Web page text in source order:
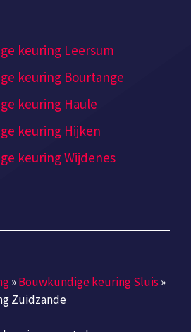
keuring Leersum
keuring Bourtange
keuring Haule
keuring Hijken
keuring Wijdenes
»Bouwkundige keuring Sluis »
Zuidzande